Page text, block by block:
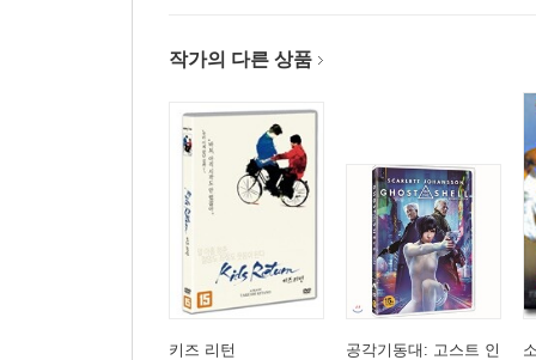
작가의 다른 상품
키즈 리턴
공각기동대: 고스트 인